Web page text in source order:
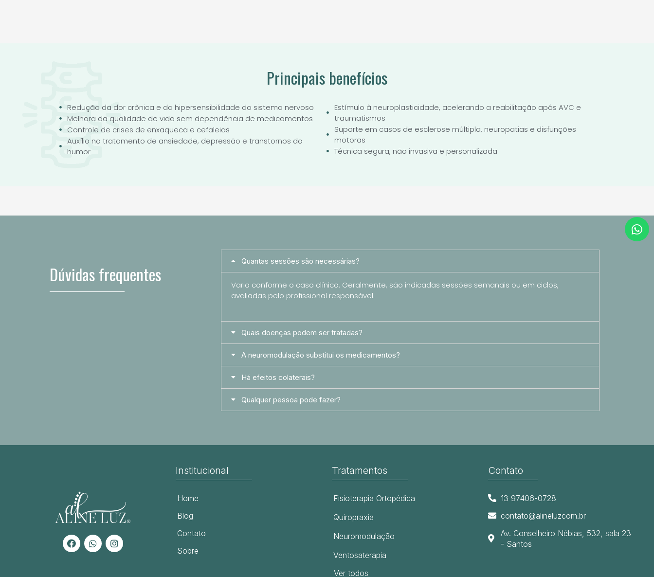
Principais benefícios
Redução da dor crônica e da hipersensibilidade do sistema nervoso
Melhora da qualidade de vida sem dependência de medicamentos
Controle de crises de enxaqueca e cefaleias
Auxílio no tratamento de ansiedade, depressão e transtornos do
humor
Estímulo à neuroplasticidade, acelerando a reabilitação após AVC e
traumatismos
Suporte em casos de esclerose múltipla, neuropatias e disfunções
motoras
Técnica segura, não invasiva e personalizada
Dúvidas frequentes
Quantas sessões são necessárias?
Varia conforme o caso clínico. Geralmente, são indicadas sessões semanais ou em ciclos,
avaliadas pelo profissional responsável.
Quais doenças podem ser tratadas?
A neuromodulação substitui os medicamentos?
Há efeitos colaterais?
Qualquer pessoa pode fazer?
Institucional
Home
Blog
Contato
Sobre
Tratamentos
Fisioterapia Ortopédica
Quiropraxia
Neuromodulação
Ventosaterapia
Ver todos
Contato
13 97406-0728
contato@alineluzcom.br
Av. Conselheiro Nébias, 532, sala 23
- Santos